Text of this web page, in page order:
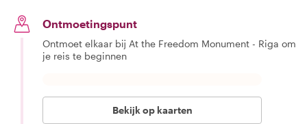
Ontmoetingspunt
Ontmoet elkaar bij At the Freedom Monument - Riga om
je reis te beginnen
Bekijk op kaarten